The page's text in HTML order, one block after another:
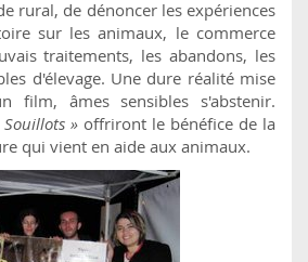
rural, de dénoncer les expériences
sur les animaux, le commerce
traitements, les abandons, les
d'élevage. Une dure réalité mise
film, âmes sensibles s'abstenir.
Souillots » offriront le bénéfice de la
qui vient en aide aux animaux.